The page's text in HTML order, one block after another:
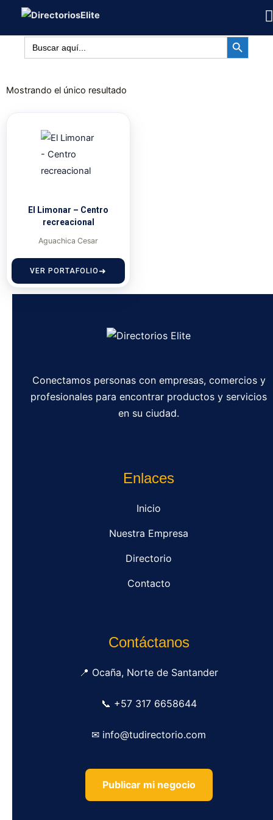
contenido
Buscar: BOTÓN DE
Mostrando el único resultado
El Limonar – Centro
recreacional
Aguachica Cesar
VER PORTAFOLIO
Conectamos personas con empresas, comercios y
profesionales para encontrar productos y servicios
en su ciudad.
Enlaces
Inicio
Nuestra Empresa
Directorio
Contacto
Contáctanos
📍 Ocaña, Norte de Santander
📞 +57 317 6658644
✉ info@tudirectorio.com
Publicar mi negocio